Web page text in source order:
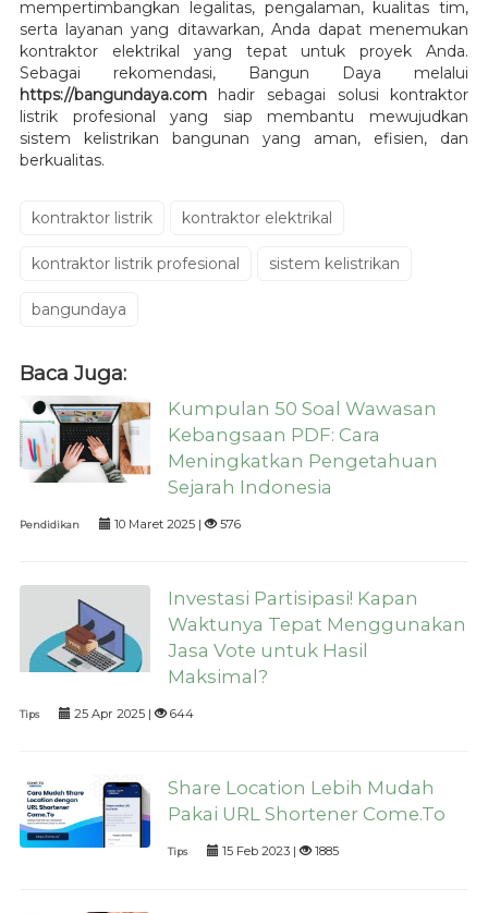
mempertimbangkan legalitas, pengalaman, kualitas tim,
serta layanan yang ditawarkan, Anda dapat menemukan
kontraktor elektrikal yang tepat untuk proyek Anda.
Sebagai rekomendasi, Bangun Daya melalui
https://bangundaya.comhadir sebagai solusi kontraktor
listrik profesional yang siap membantu mewujudkan
sistem kelistrikan bangunan yang aman, efisien, dan
berkualitas.
kontraktor listrik kontraktor elektrikal
kontraktor listrik profesional sistem kelistrikan
bangundaya
Baca Juga:
Kumpulan 50 Soal Wawasan
Kebangsaan PDF: Cara
Meningkatkan Pengetahuan
Sejarah Indonesia
Pendidikan 10 Maret 2025 | 576
Investasi Partisipasi! Kapan
Waktunya Tepat Menggunakan
Jasa Vote untuk Hasil
Maksimal?
Tips 25 Apr 2025 | 644
Share Location Lebih Mudah
Pakai URL Shortener Come.To
Tips 15 Feb 2023 | 1885